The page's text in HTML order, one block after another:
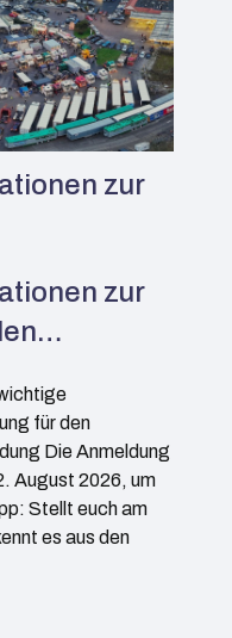
zur
zur
für den
Die Anmeldung
August 2026, um
Stellt euch am
es aus den